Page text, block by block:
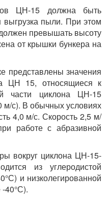
ЦН-15 должна быть
выгрузка пыли. При этом
превышать высоту
от крышки бункера на
представлены значения
ЦН 15, относящиеся к
части циклона ЦН-15
м/с). В обычных условиях
4,0 м/с. Скорость 2,5 м/
работе с абразивной
вокруг циклона ЦН-15-
из углеродистой
и низколегированной
40°С).